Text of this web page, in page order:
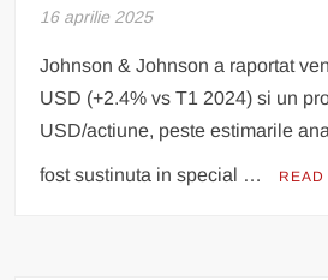
16 aprilie 2025
Johnson & Johnson a raportat
USD (+2.4% vs T1 2024) si un
USD/actiune, peste estimarile
fost sustinuta in special … READ